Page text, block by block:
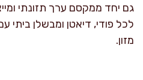
גם יחד ממקסם ערך תזונתי
לכל פודי, דיאטן ומבשלן ביתי
מזון.